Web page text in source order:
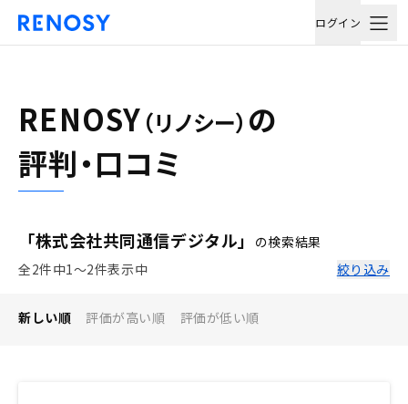
ログイン
RENOSY （リノシー） の
評判・口コミ
「株式会社共同通信デジタル」
の検索結果
全2件中1〜2件表示中
絞り込み
新しい順 評価が高い順 評価が低い順